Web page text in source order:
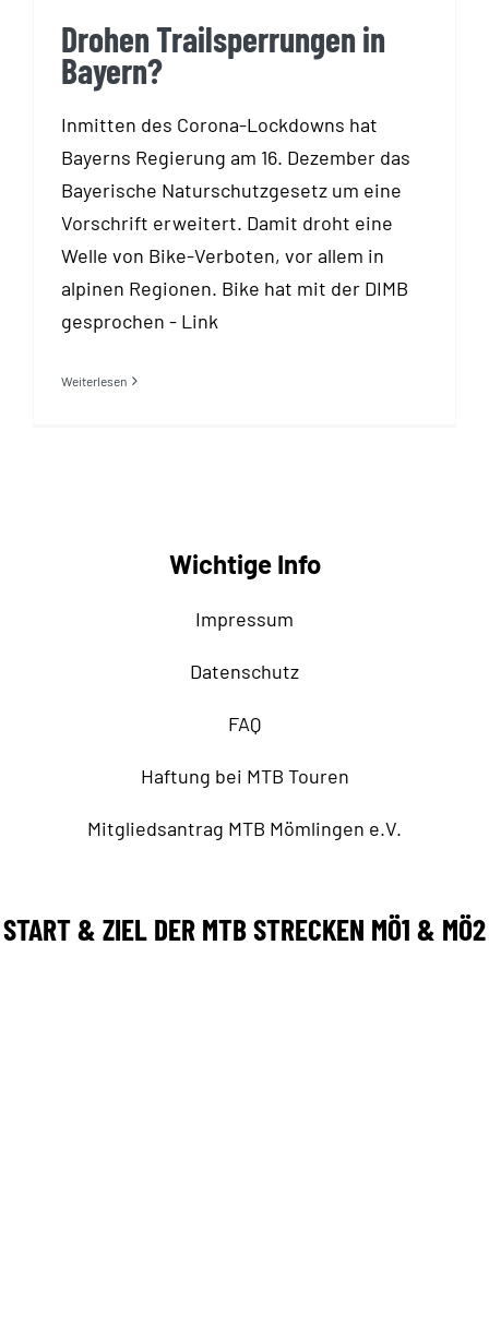
Drohen Trailsperrungen in
Bayern?
Inmitten des Corona-Lockdowns hat
Bayerns Regierung am 16. Dezember das
Bayerische Naturschutzgesetz um eine
Vorschrift erweitert. Damit droht eine
Welle von Bike-Verboten, vor allem in
alpinen Regionen. Bike hat mit der DIMB
gesprochen - Link
Weiterlesen
Wichtige Info
Impressum
Datenschutz
FAQ
Haftung bei MTB Touren
Mitgliedsantrag MTB Mömlingen e.V.
START & ZIEL DER MTB STRECKEN MÖ1 & MÖ2